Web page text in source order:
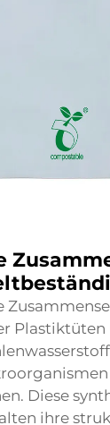
Plastiktüten
Diese
ihre